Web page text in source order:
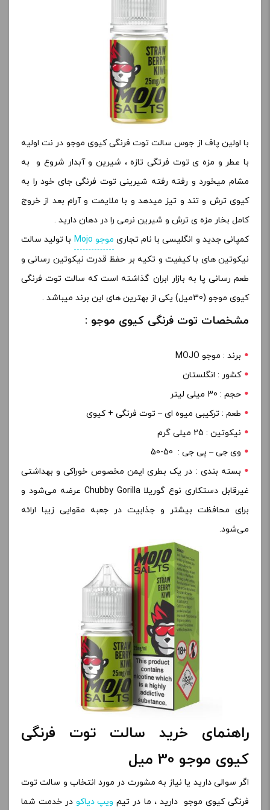
با اولین پاف از جوس سالت توت فرنگی کیوی موجو در نت اولیه
با عطر و مزه ی توت فرتگی تازه ، شیرین و آبدار شروع و به
مشام میخورد و رفته رفته شیرینی توت فرنگی جای خود را به
کیوی ترش و تند و تیز میدهد و با ملایمت و آرام بعد از خروج
کامل بخار مزه ی ترش و شیرین نرمی را در دهان دارید .
کمپانی جدید و انگلیسی با نام تجاری موجو Mojo
با تولید سالت
نیکوتین های با کیفیت و تکیه بر حفظ قدرت نیکوتین رسانی و
طعم رسانی پا به بازار ابران گذاشته است که سالت توت فرنگی
کیوی موجو (30میل) یکی از بهترین های این برند میباشد .
مشخصات توت فرنگی کیوی موجو :
برند : موجو MOJO
کشور : انگلستان
حجم : 30 میلی لیتر
طعم : ترکیبی میوه ای – توت فرنگی + کیوی
نیکوتین : 25 میلی گرم
وی جی – پی جی : 50-50
بسته بندی : در یک بطری ایمن مخصوص خوراکی و بهداشتی
غیرقابل دستکاری نوع گوریلا Chubby Gorilla عرضه می‌شود و
برای محافظت بیشتر و جذابیت در جعبه مقوایی زیبا ارائه
می‌شود.
راهنمای خرید سالت توت فرنگی
کیوی موجو 30 میل
اگر سوالی دارید یا نیاز به مشورت در مورد انتخاب و سالت توت
فرنگی کیوی موجو دارید ، ما در تیم ویپ دیاکودر خدمت شما